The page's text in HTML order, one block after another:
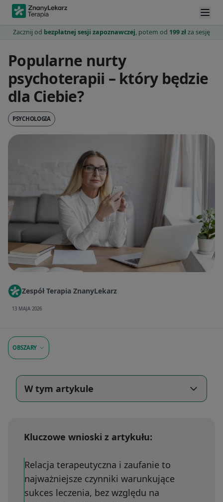
Zacznij od bezpłatnej sesji zapoznawczej, potem od 199 złza sesję
Popularne nurty
psychoterapii – który będzie
dla Ciebie?
PSYCHOLOGIA
Zespół Terapia ZnanyLekarz
13 MAJA 2026
OBSZARY
W tym artykule
Kluczowe wnioski z artykułu:
Relacja terapeutyczna i zaufanie to
najważniejsze czynniki warunkujące
sukces leczenia, bez względu na